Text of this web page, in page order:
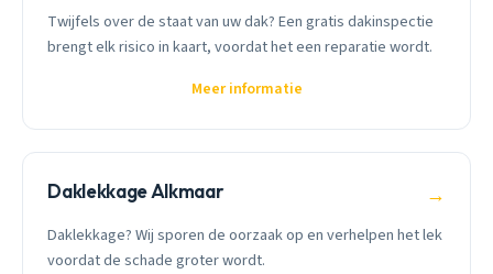
Twijfels over de staat van uw dak? Een gratis dakinspectie
brengt elk risico in kaart, voordat het een reparatie wordt.
Meer informatie
Daklekkage Alkmaar →
Daklekkage? Wij sporen de oorzaak op en verhelpen het lek
voordat de schade groter wordt.